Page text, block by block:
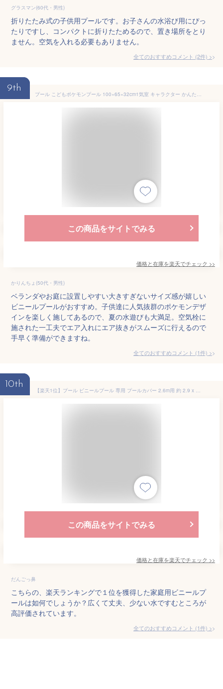
グラスマン(60代・男性)
折りたたみ式の子供用プールです。お子さんの水浴び用にぴっ
たりですし、コンパクトに折りたためるので、置き場所をとり
ません。空気を入れる必要もありません。
全てのおすすめコメント (2件) >
9th
プール こどもポケモンプール 100×65×32cm1気室 キャラクター かんたん空気栓 お子様用 四角 子供用 ビニールプール ファミリープール 水遊び ベランダに キッズ キッズプール レジャープール エアープール 家庭用プール 子ども用プール qs 即発対応
この商品をサイトでみる
価格と在庫を楽天でチェック >>
かりんちょ(50代・男性)
ベランダやお庭に設置しやすい大きすぎないサイズ感が嬉しい
ビニールプールがおすすめ。子供達に人気抜群のポケモンデザ
インを楽しく施してあるので、夏の水遊びも大満足。空気栓に
施された一工夫でエア入れにエア抜きがスムーズに行えるので
手早く準備ができますね。
全てのおすすめコメント (1件) >
10th
【楽天1位】プール ビニールプール 専用 プールカバー 2.6m用 約 2.9 x 2.2m 3.0m用 約 3.4 x 2.3m プール カバー ジャイアントファミリープール専用 2.6m [260x170cm] 水道代 節約 1年保証 ★[送料無料]
この商品をサイトでみる
価格と在庫を楽天でチェック >>
だんごっ鼻
こちらの、楽天ランキングで１位を獲得した家庭用ビニールプ
ールは如何でしょうか？広くて丈夫、少ない水ですむところが
高評価されています。
全てのおすすめコメント (1件) >